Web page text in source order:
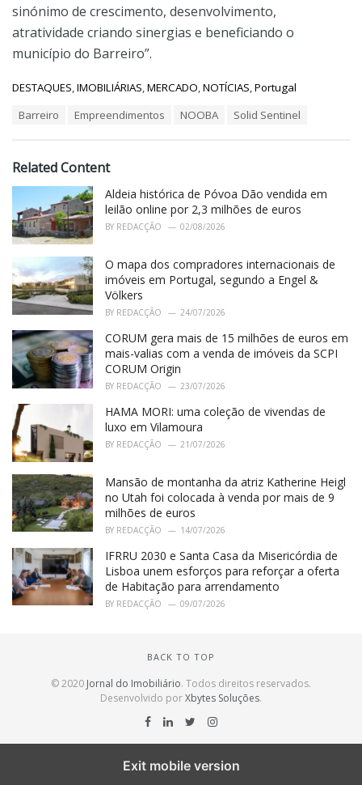
sinónimo de crescimento, desenvolvimento,
atratividade criando sinergias e beneficiando o
município do Barreiro”.
C
o
r
i
s
:
DESTAQUES,IMOBILIÁRIAS,MERCADO,NOTÍCIAS,Portugal
:
Barreiro Empreendimentos NOOBA Solid Sentinel
Related Content
Aldeia histórica de Póvoa Dão vendida em
leilão online por 2,3 milhões de euros
BY REDACÇÃO 02/08/2026
O mapa dos compradores internacionais de
imóveis em Portugal, segundo a Engel &
Völkers
BY REDACÇÃO 24/07/2026
CORUM gera mais de 15 milhões de euros em
mais-valias com a venda de imóveis da SCPI
CORUM Origin
BY REDACÇÃO 23/07/2026
HAMA MORI: uma coleção de vivendas de
luxo em Vilamoura
BY REDACÇÃO 21/07/2026
Mansão de montanha da atriz Katherine Heigl
no Utah foi colocada à venda por mais de 9
milhões de euros
BY REDACÇÃO 14/07/2026
IFRRU 2030 e Santa Casa da Misericórdia de
Lisboa unem esforços para reforçar a oferta
de Habitação para arrendamento
BY REDACÇÃO 09/07/2026
BACK TO TOP
© 2020 Jornal do Imobiliário. Todos direitos reservados.
Desenvolvido porXbytes Soluções.
Exit mobile version